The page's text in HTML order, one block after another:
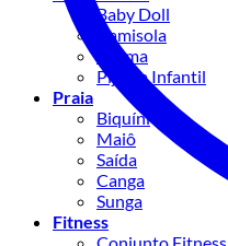
Baby Doll
Camisola
Pijama
Pijama Infantil
Praia
Biquíni
Maiô
Saída
Canga
Sunga
Fitness